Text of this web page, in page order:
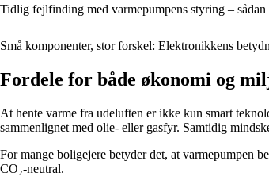
Tidlig fejlfinding med varmepumpens styring –
Små komponenter, stor forskel: Elektronikkens
Fordele for både økonomi og
At hente varme fra udeluften er ikke kun smart
sammenlignet med olie- eller gasfyr. Samtidig
For mange boligejere betyder det, at varmepumpen
CO₂-neutral.